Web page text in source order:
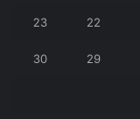
22
23
29
30